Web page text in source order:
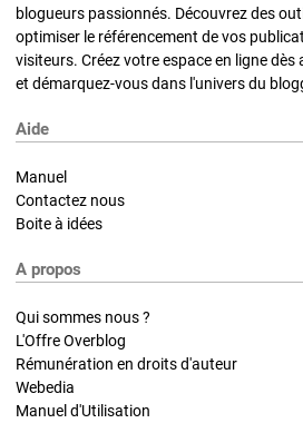
blogueurs passionnés. Découvrez des
optimiser le référencement de vos
visiteurs. Créez votre espace en ligne dès
et démarquez-vous dans l'univers du
Aide
Manuel
Contactez nous
Boite à idées
A propos
Qui sommes nous ?
L'Offre Overblog
Rémunération en droits d'auteur
Webedia
Manuel d'Utilisation